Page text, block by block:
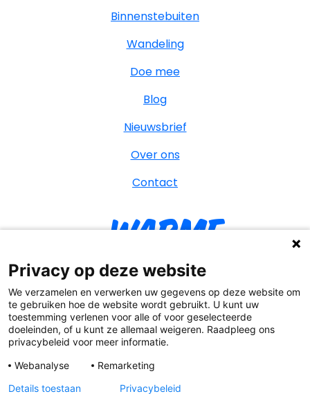
Binnenstebuiten
Wandeling
Doe mee
Blog
Nieuwsbrief
Over ons
Contact
Warme
William
Facebook
Privacy op deze website
We verzamelen en verwerken uw gegevens op deze website om
te gebruiken hoe de website wordt gebruikt. U kunt uw
toestemming verlenen voor alle of voor geselecteerde
doeleinden, of u kunt ze allemaal weigeren. Raadpleeg ons
privacybeleid voor meer informatie.
Webanalyse
Remarketing
Details toestaan
Privacybeleid